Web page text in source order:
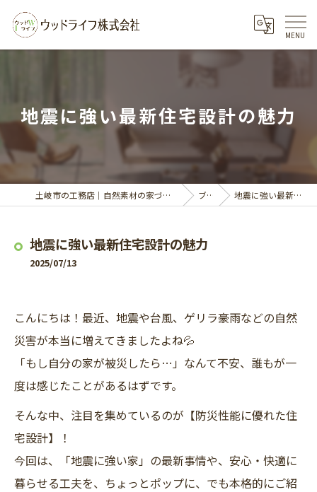
地震に強い最新住宅設計の魅力
土岐市の工務店｜自然素材の家づくりならウッドライフ株式会社 ブログ 地震に強い最新住宅設計の魅力
地震に強い最新住宅設計の魅力
2025/07/13
こんにちは！最近、地震や台風、ゲリラ豪雨などの自然
災害が本当に増えてきましたよね💦
「もし自分の家が被災したら…」なんて不安、誰もが一
度は感じたことがあるはずです。
そんな中、注目を集めているのが【防災性能に優れた住
宅設計】！
今回は、「地震に強い家」の最新事情や、安心・快適に
暮らせる工夫を、ちょっとポップに、でも本格的にご紹